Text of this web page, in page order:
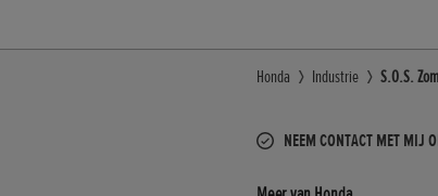
Honda Industrie S.O.S.
NEEM CONTACT MET MIJ